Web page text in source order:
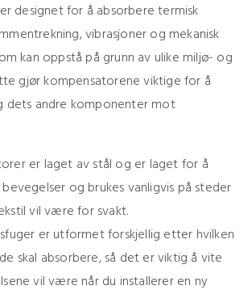
designet for å absorbere termisk
vibrasjoner og mekanisk
kan oppstå på grunn av ulike miljø- og
gjør kompensatorene viktige for å
dets andre komponenter mot
er laget av stål og er laget for å
og brukes vanligvis på steder
vil være for svakt.
er utformet forskjellig etter hvilken
skal absorbere, så det er viktig å vite
vil være når du installerer en ny